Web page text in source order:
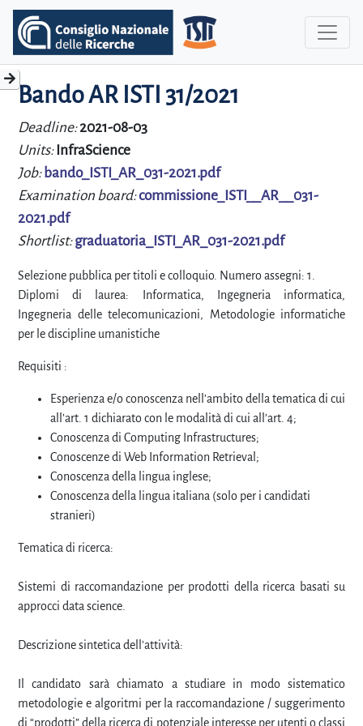
Bando AR ISTI 31/2021
Deadline:2021-08-03
Units: InfraScience
Job: bando_ISTI_AR_031-2021.pdf
Examination board:commissione_ISTI__AR__031-
2021.pdf
Shortlist:graduatoria_ISTI_AR_031-2021.pdf
Selezione pubblica per titoli e colloquio. Numero assegni: 1.
Diplomi di laurea: Informatica, Ingegneria informatica,
Ingegneria delle telecomunicazioni, Metodologie informatiche
per le discipline umanistiche
Requisiti :
Esperienza e/o conoscenza nell’ambito della tematica di cui
all’art. 1 dichiarato con le modalità di cui all’art. 4;
Conoscenza di Computing Infrastructures;
Conoscenze di Web Information Retrieval;
Conoscenza della lingua inglese;
Conoscenza della lingua italiana (solo per i candidati
stranieri)
Tematica di ricerca:
Sistemi di raccomandazione per prodotti della ricerca basati su
approcci data science.
Descrizione sintetica dell'attività:
Il candidato sarà chiamato a studiare in modo sistematico
metodologie e algoritmi per la raccomandazione / suggerimento
di “prodotti” della ricerca di potenziale interesse per utenti o classi